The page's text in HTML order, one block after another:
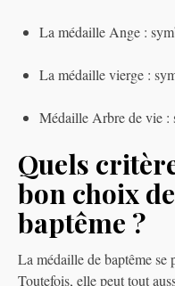
La médaille Ange :
La médaille vierge :
Médaille Arbre de vie :
Quels
bon choix
baptême ?
La médaille de baptême se
Toutefois, elle peut tout